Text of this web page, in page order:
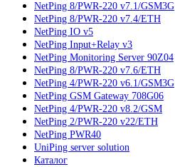
NetPing 8/PWR-220 v7.1/GSM3G
NetPing 8/PWR-220 v7.4/ETH
NetPing IO v5
NetPing Input+Relay v3
NetPing Monitoring Server 90Z04
NetPing 8/PWR-220 v7.6/ETH
NetPing 4/PWR-220 v6.1/GSM3G
NetPing GSM Gateway 708G06
NetPing 4/PWR-220 v8.2/GSM
NetPing 2/PWR-220 v22/ETH
NetPing PWR40
UniPing server solution
Каталог